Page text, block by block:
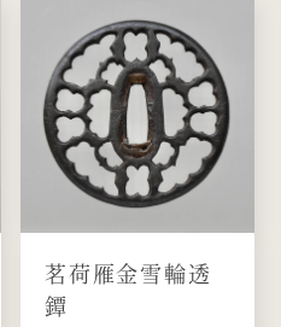
茗荷雁金雪輪透
鐔